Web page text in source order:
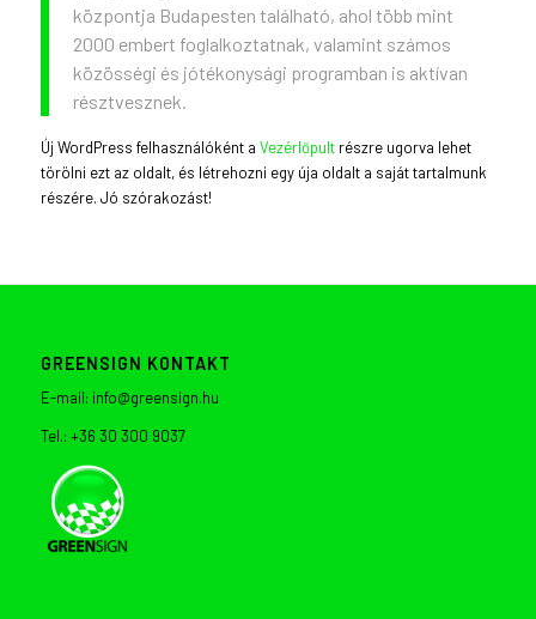
központja Budapesten található, ahol több mint
2000 embert foglalkoztatnak, valamint számos
közösségi és jótékonysági programban is aktívan
résztvesznek.
Új WordPress felhasználóként a Vezérlőpultrészre ugorva lehet
törölni ezt az oldalt, és létrehozni egy úja oldalt a saját tartalmunk
részére. Jó szórakozást!
GREENSIGN KONTAKT
E-mail: info@greensign.hu
Tel.: +36 30 300 9037